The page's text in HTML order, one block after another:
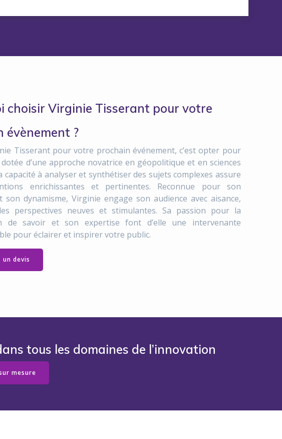
choisir Virginie Tisserant pour votre
évènement ?
Tisserant pour votre prochain événement, c’est opter pour
d’une approche novatrice en géopolitique et en sciences
capacité à analyser et synthétiser des sujets complexes assure
enrichissantes et pertinentes. Reconnue pour son
son dynamisme, Virginie engage son audience avec aisance,
perspectives neuves et stimulantes. Sa passion pour la
de savoir et son expertise font d’elle une intervenante
pour éclairer et inspirer votre public.
un devis
tous les domaines de l’innovation
mesure